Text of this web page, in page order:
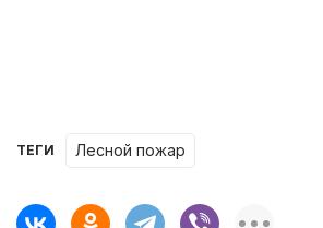
ТЕГИ Лесной пожар